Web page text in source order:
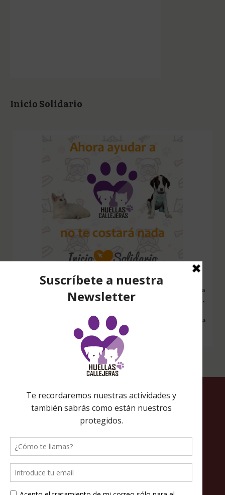
Inicio Solidario
Configura nuestro Inicio Solidario en todos tus dispositivos y cada
vez que entres a hacer una búsqueda en internet desde esa página,
Amazon desde ahí, tu compra será solidaria sin ningún coste extra
para ti.